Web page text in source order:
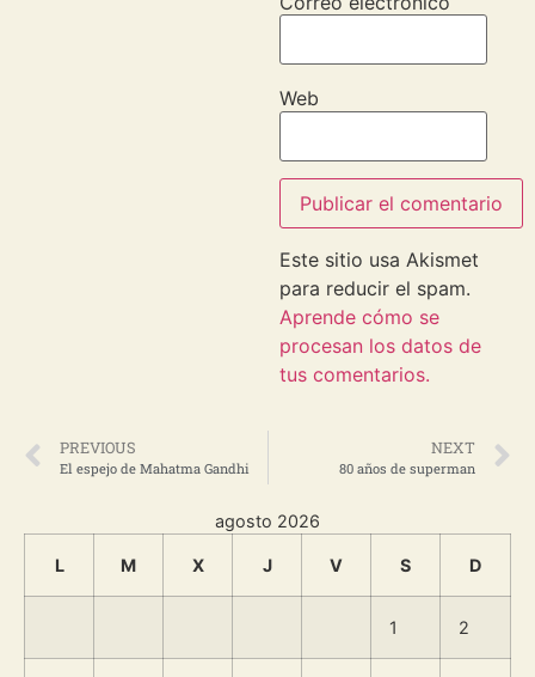
Web
Este sitio usa Akismet
para reducir el spam.
Aprende cómo se
procesan los datos de
tus comentarios.
PREVIOUS
El espejo de Mahatma Gandhi
NEXT
80 años de superman
agosto 2026
L M X J V S D
1 2